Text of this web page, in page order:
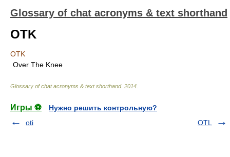
Glossary of chat acronyms & text shorthand
OTK
OTK
Over The Knee
Glossary of chat acronyms & text shorthand. 2014
Игры ⚽
Нужно решить контрольную?
oti
OTL